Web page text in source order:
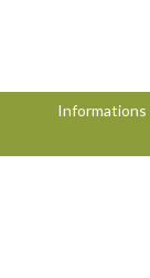
Informations